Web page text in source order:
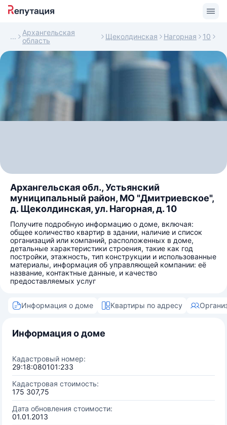
Архангельская
область
Щеколдинская Нагорная 10
Архангельская обл., Устьянский
муниципальный район, МО "Дмитриевское",
д. Щеколдинская, ул. Нагорная, д. 10
Получите подробную информацию о доме, включая:
общее количество квартир в здании, наличие и список
организаций или компаний, расположенных в доме,
детальные характеристики строения, такие как год
постройки, этажность, тип конструкции и использованные
материалы, информация об управляющей компании: её
название, контактные данные, и качество
предоставляемых услуг
Информация о доме Квартиры по адресу
Информация о доме
Кадастровый номер:
29:18:080101:233
Кадастровая стоимость:
175 307,75
Дата обновления стоимости:
01.01.2013